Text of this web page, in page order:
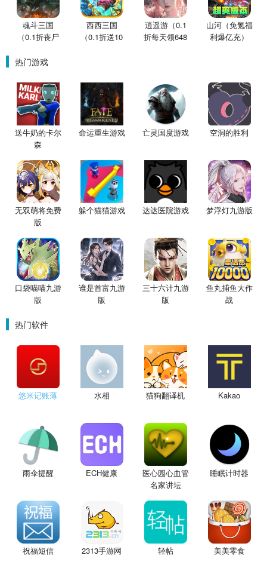
魂斗三国
（0.1折丧尸
西西三国
（0.1折送10
逍遥游（0.1
折每天领648
山河（免氪福
利爆亿充）
热门游戏
送牛奶的卡尔
森
命运重生游戏 亡灵国度游戏 空洞的胜利
无双萌将免费
版
躲个猫猫游戏 达达医院游戏 梦浮灯九游版
口袋喵喵九游
版
谁是首富九游
版
三十六计九游
版
鱼丸捕鱼大作
战
热门软件
悠米记账薄 水相 猫狗翻译机 Kakao
雨伞提醒 ECH健康
医心园心血管
名家讲坛
睡眠计时器
祝福短信 2313手游网 轻帖 美美零食